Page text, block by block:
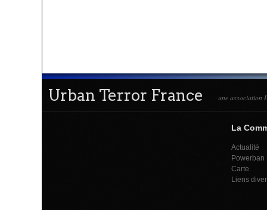
Urban Terror France une association
La
Actualité
Powerban
Carte
Liens